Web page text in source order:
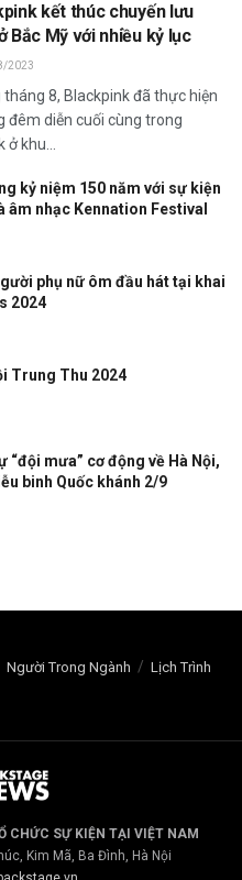
kết thúc chuyến lưu
Bắc Mỹ với nhiều kỷ lục
2023
tháng 8, Blackpink đã thực hiện
đêm diễn cuối cùng trong
ở khu...
kỷ niệm 150 năm với sự kiện
âm nhạc Kennation Festival
phụ nữ ôm đầu hát tại khai
2024
Trung Thu 2024
“đội mưa” cơ động về Hà Nội,
binh Quốc khánh 2/9
Người Trong Ngành Lịch Trình
CHỨC SỰ KIỆN TẠI VIỆT NAM
Kim Mã, Ba Đình, Hà Nội